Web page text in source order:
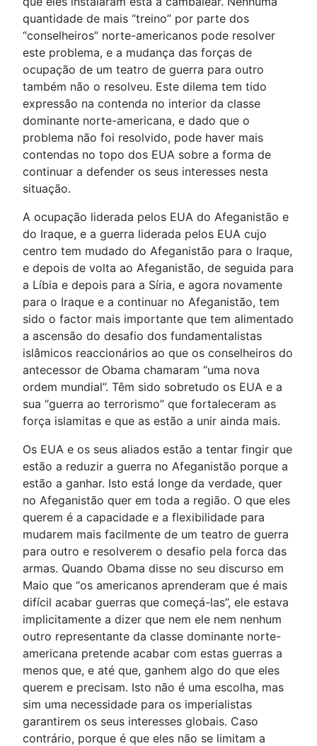
quantidade de mais “treino” por parte dos
“conselheiros” norte-americanos pode resolver
este problema, e a mudança das forças de
ocupação de um teatro de guerra para outro
também não o resolveu. Este dilema tem tido
expressão na contenda no interior da classe
dominante norte-americana, e dado que o
problema não foi resolvido, pode haver mais
contendas no topo dos EUA sobre a forma de
continuar a defender os seus interesses nesta
situação.
A ocupação liderada pelos EUA do Afeganistão e
do Iraque, e a guerra liderada pelos EUA cujo
centro tem mudado do Afeganistão para o Iraque,
e depois de volta ao Afeganistão, de seguida para
a Líbia e depois para a Síria, e agora novamente
para o Iraque e a continuar no Afeganistão, tem
sido o factor mais importante que tem alimentado
a ascensão do desafio dos fundamentalistas
islâmicos reaccionários ao que os conselheiros do
antecessor de Obama chamaram “uma nova
ordem mundial”. Têm sido sobretudo os EUA e a
sua “guerra ao terrorismo” que fortaleceram as
força islamitas e que as estão a unir ainda mais.
Os EUA e os seus aliados estão a tentar fingir que
estão a reduzir a guerra no Afeganistão porque a
estão a ganhar. Isto está longe da verdade, quer
no Afeganistão quer em toda a região. O que eles
querem é a capacidade e a flexibilidade para
mudarem mais facilmente de um teatro de guerra
para outro e resolverem o desafio pela forca das
armas. Quando Obama disse no seu discurso em
Maio que “os americanos aprenderam que é mais
difícil acabar guerras que começá-las”, ele estava
implicitamente a dizer que nem ele nem nenhum
outro representante da classe dominante norte-
americana pretende acabar com estas guerras a
menos que, e até que, ganhem algo do que eles
querem e precisam. Isto não é uma escolha, mas
sim uma necessidade para os imperialistas
garantirem os seus interesses globais. Caso
contrário, porque é que eles não se limitam a